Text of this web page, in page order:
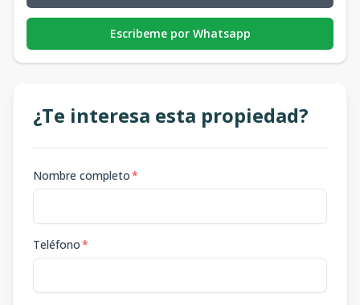
Escribeme por Whatsapp
¿Te interesa esta propiedad?
Nombre completo*
Teléfono*